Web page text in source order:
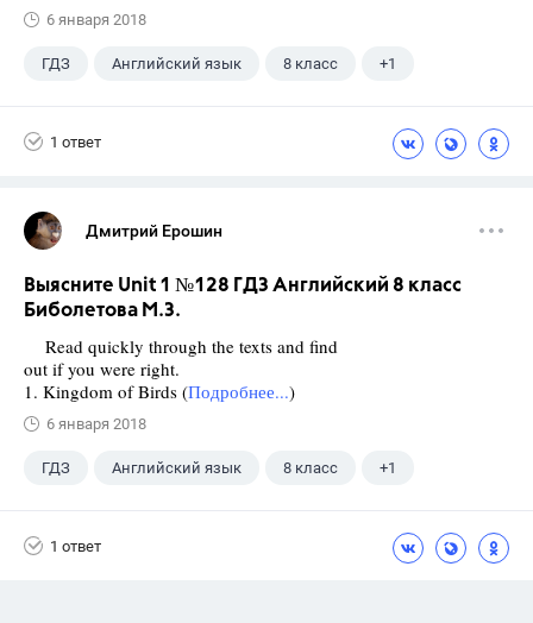
6 января 2018
ГДЗ Английский язык 8 класс +1
1 ответ
Дмитрий Ерошин
Выясните Unit 1 №128 ГДЗ Английский 8 класс
Биболетова М.З.
Read quickly through the texts and find
out if you were right.
1. Kingdom of Birds (Подробнее...)
6 января 2018
ГДЗ Английский язык 8 класс +1
1 ответ